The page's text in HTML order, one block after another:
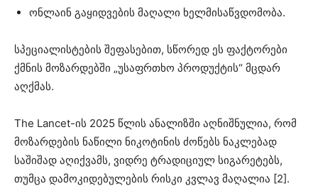
ონლაინ გაყიდვების მაღალი ხელმისაწვდომობა.
სპეციალისტების შეფასებით, სწორედ ეს ფაქტორები
ქმნის მოზარდებში „უსაფრთხო პროდუქტის“ მცდარ
აღქმას.
The Lancet-ის 2025 წლის ანალიზში აღნიშნულია, რომ
მოზარდების ნაწილი ნიკოტინის ძოწებს ნაკლებად
საშიშად აღიქვამს, ვიდრე ტრადიციულ სიგარეტებს,
თუმცა დამოკიდებულების რისკი კვლავ მაღალია [2].